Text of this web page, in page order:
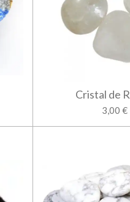
Cristal de
3,00 €